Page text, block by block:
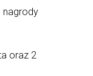
nagrody
oraz 2